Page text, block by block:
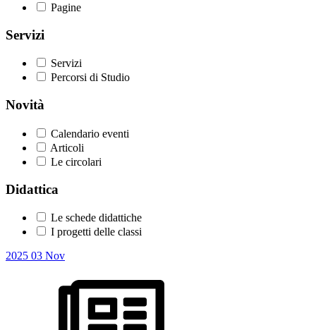
Pagine
Servizi
Servizi
Percorsi di Studio
Novità
Calendario eventi
Articoli
Le circolari
Didattica
Le schede didattiche
I progetti delle classi
2025 03 Nov